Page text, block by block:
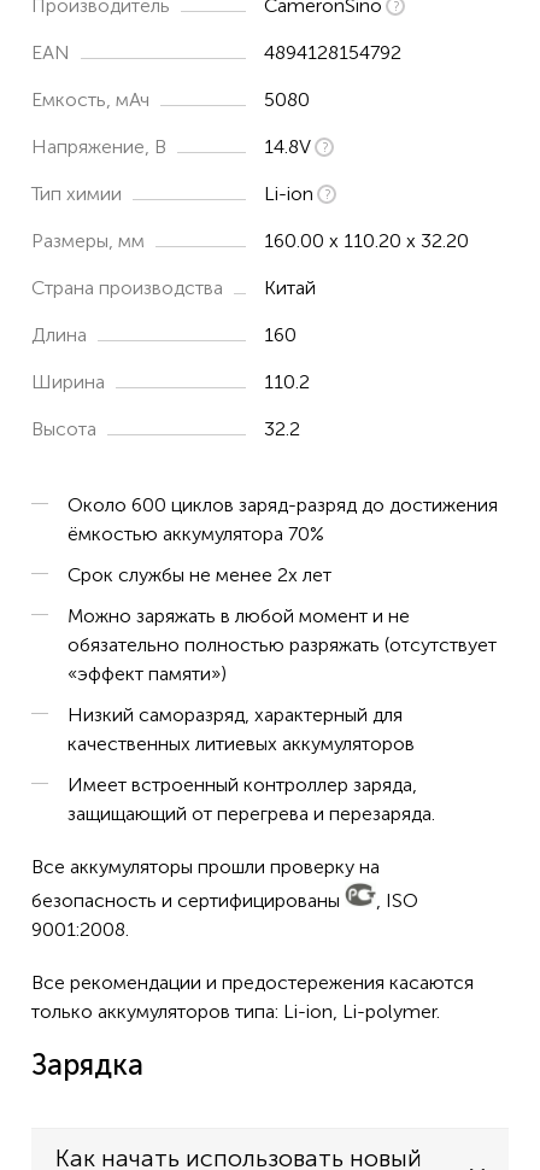
Производитель CameronSino
EAN 4894128154792
Емкость, мАч 5080
Напряжение, В 14.8V
Тип химии Li-ion
Размеры, мм 160.00 x 110.20 x 32.20
Страна производства Китай
Длина 160
Ширина 110.2
Высота 32.2
Около 600 циклов заряд-разряд до достижения
ёмкостью аккумулятора 70%
Срок службы не менее 2х лет
Можно заряжать в любой момент и не
обязательно полностью разряжать (отсутствует
«эффект памяти»)
Низкий саморазряд, характерный для
качественных литиевых аккумуляторов
Имеет встроенный контроллер заряда,
защищающий от перегрева и перезаряда.
Все аккумуляторы прошли проверку на
безопасность и сертифицированы
, ISO
9001:2008.
Все рекомендации и предостережения касаются
только аккумуляторов типа: Li-ion, Li-polymer.
Зарядка
Как начать использовать новый